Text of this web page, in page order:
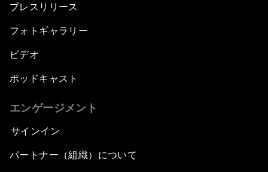
プレスリリース
フォトギャラリー
ビデオ
ポッドキャスト
エンゲージメント
サインイン
パートナー（組織）について